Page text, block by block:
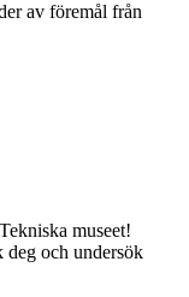
av föremål från
museet!
och undersök